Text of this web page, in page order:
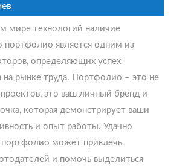
мире технологий наличие
портфолио является одним из
определяющих успех
на рынке труда. Портфолио – это не
это ваш личный бренд и
которая демонстрирует ваши
и опыт работы. Удачно
портфолио может привлечь
и помочь выделиться